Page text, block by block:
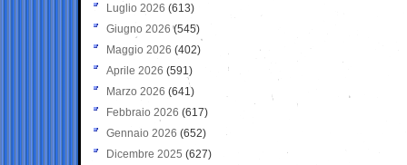
Luglio 2026 (613)
Giugno 2026 (545)
Maggio 2026 (402)
Aprile 2026 (591)
Marzo 2026 (641)
Febbraio 2026 (617)
Gennaio 2026 (652)
Dicembre 2025 (627)